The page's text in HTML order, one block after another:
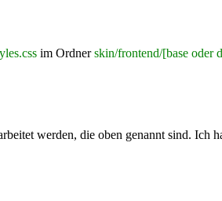
im Ordnerskin/frontend/[base oder
werden, die oben genannt sind. Ich